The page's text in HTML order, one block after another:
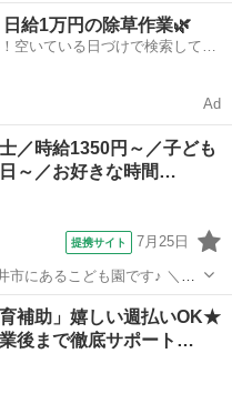
… 《園さんにつ
日給1万円の除草作業🌿
空いている日づけで検索して即
Ad
／時給1350円～／子ども
～／お好きな時間…
提携サイト 7月25日
にあるこども園です♪ ＼
時給・好待遇 ◎ 【勤務
育補助」嬉しい週払いOK★
後まで徹底サポート…